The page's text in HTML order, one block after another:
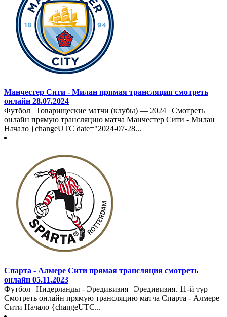
Манчестер Сити - Милан прямая трансляция смотреть
онлайн 28.07.2024
Футбол | Товарищеские матчи (клубы) — 2024 | Смотреть
онлайн прямую трансляцию матча Манчестер Сити - Милан
Начало {changeUTC date="2024-07-28...
Спарта - Алмере Сити прямая трансляция смотреть
онлайн 05.11.2023
Футбол | Нидерланды - Эредивизия | Эредивизия. 11-й тур
Смотреть онлайн прямую трансляцию матча Спарта - Алмере
Сити Начало {changeUTC...